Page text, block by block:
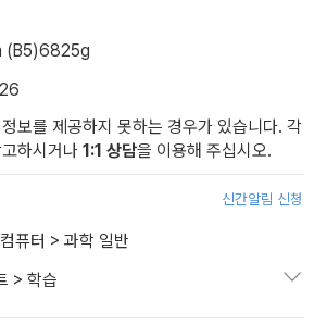
(B5)6825g
보를 제공하지 못하는 경우가 있습니다. 각
하시거나 1:1 상담을 이용해 주십시오.
신간알림 신청
퓨터 > 과학 일반
> 학습